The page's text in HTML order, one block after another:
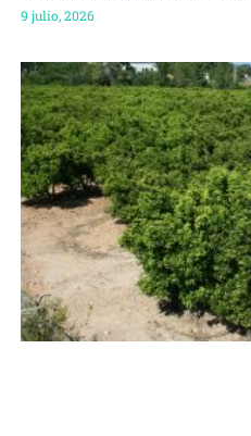
9 julio, 2026